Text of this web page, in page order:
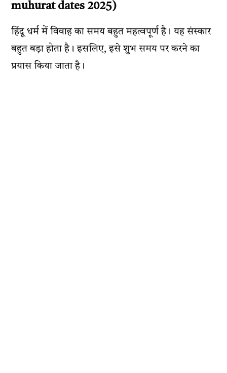
muhurat dates 2025)
हिंदू धर्म में विवाह का समय बहुत महत्वपूर्ण है। यह संस्कार
बहुत बड़ा होता है। इसलिए, इसे शुभ समय पर करने का
प्रयास किया जाता है।